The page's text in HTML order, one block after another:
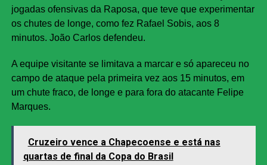
jogadas ofensivas da Raposa, que teve que experimentar
os chutes de longe, como fez Rafael Sobis, aos 8
minutos. João Carlos defendeu.
A equipe visitante se limitava a marcar e só apareceu no
campo de ataque pela primeira vez aos 15 minutos, em
um chute fraco, de longe e para fora do atacante Felipe
Marques.
Cruzeiro vence a Chapecoense e está nas
quartas de final da Copa do Brasil